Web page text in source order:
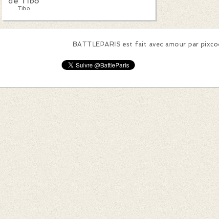
Tibo
BATTLEPARIS est fait avec amour par